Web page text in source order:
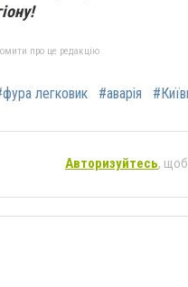
про це редакцію
легковик #аварія
Авторизуйтесь, щоб